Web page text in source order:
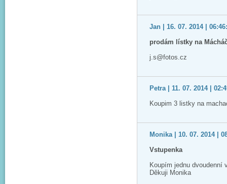
Jan | 16. 07. 2014 |
prodám lístky na
j.s@fotos.cz
Petra | 11. 07. 2014 |
Koupim 3 listky na
Monika | 10. 07. 2014 |
Vstupenka
Koupím jednu dvoudenní
Děkuji Monika